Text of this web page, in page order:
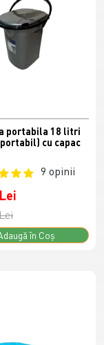
portabila 18 litri
cu capac
9 opinii
în Coş